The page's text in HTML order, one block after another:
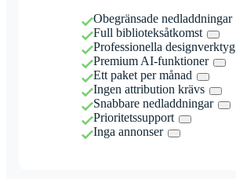
Obegränsade nedladdningar
Full biblioteksåtkomst
Professionella designverktyg
Premium AI-funktioner
Ett paket per månad
Ingen attribution krävs
Snabbare nedladdningar
Prioritetssupport
Inga annonser